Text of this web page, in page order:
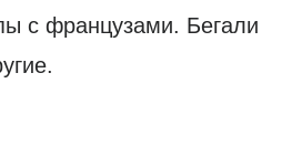
с французами. Бегали